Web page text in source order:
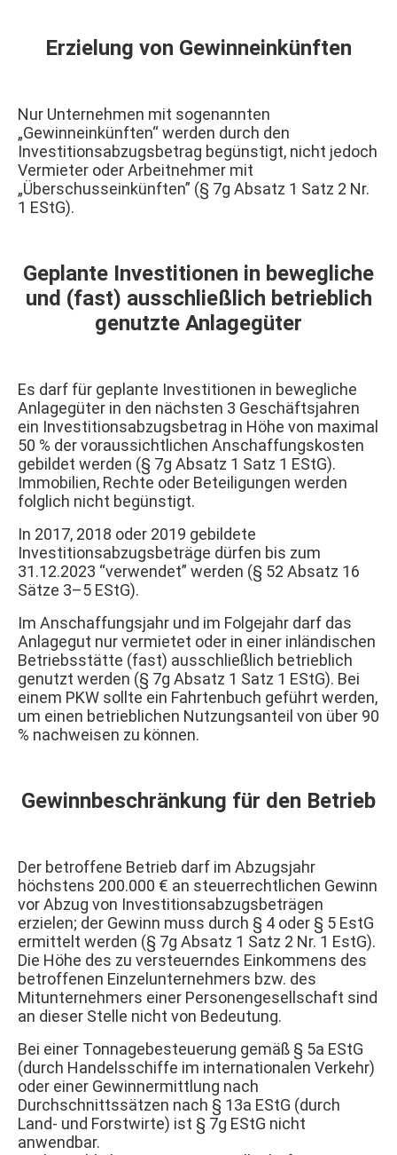
Erzielung von Gewinneinkünften
Nur Unternehmen mit sogenannten
„Gewinneinkünften“ werden durch den
Investitionsabzugsbetrag begünstigt, nicht jedoch
Vermieter oder Arbeitnehmer mit
„Überschusseinkünften” (§ 7g Absatz 1 Satz 2 Nr.
1 EStG).
Geplante Investitionen in bewegliche
und (fast) ausschließlich betrieblich
genutzte Anlagegüter
Es darf für geplante Investitionen in bewegliche
Anlagegüter in den nächsten 3 Geschäftsjahren
ein Investitionsabzugsbetrag in Höhe von maximal
50 % der voraussichtlichen Anschaffungskosten
gebildet werden (§ 7g Absatz 1 Satz 1 EStG).
Immobilien, Rechte oder Beteiligungen werden
folglich nicht begünstigt.
In 2017, 2018 oder 2019 gebildete
Investitionsabzugsbeträge dürfen bis zum
31.12.2023 “verwendet” werden (§ 52 Absatz 16
Sätze 3–5 EStG).
Im Anschaffungsjahr und im Folgejahr darf das
Anlagegut nur vermietet oder in einer inländischen
Betriebsstätte (fast) ausschließlich betrieblich
genutzt werden (§ 7g Absatz 1 Satz 1 EStG). Bei
einem PKW sollte ein Fahrtenbuch geführt werden,
um einen betrieblichen Nutzungsanteil von über 90
% nachweisen zu können.
Gewinnbeschränkung für den Betrieb
Der betroffene Betrieb darf im Abzugsjahr
höchstens 200.000 € an steuerrechtlichen Gewinn
vor Abzug von Investitionsabzugsbeträgen
erzielen; der Gewinn muss durch § 4 oder § 5 EstG
ermittelt werden (§ 7g Absatz 1 Satz 2 Nr. 1 EstG).
Die Höhe des zu versteuerndes Einkommens des
betroffenen Einzelunternehmers bzw. des
Mitunternehmers einer Personengesellschaft sind
an dieser Stelle nicht von Bedeutung.
Bei einer Tonnagebesteuerung gemäß § 5a EStG
(durch Handelsschiffe im internationalen Verkehr)
oder einer Gewinnermittlung nach
Durchschnittssätzen nach § 13a EStG (durch
Land- und Forstwirte) ist § 7g EStG nicht
anwendbar.